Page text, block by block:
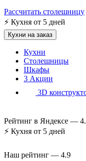
Рассчитать столешницу
⚡ Кухня от 5 дней
Кухни на заказ
Кухни
Столешницы
Шкафы
3 Акции
3D
Рейтинг в Яндексе —
⚡ Кухня от 5 дней
Наш рейтинг — 4.9